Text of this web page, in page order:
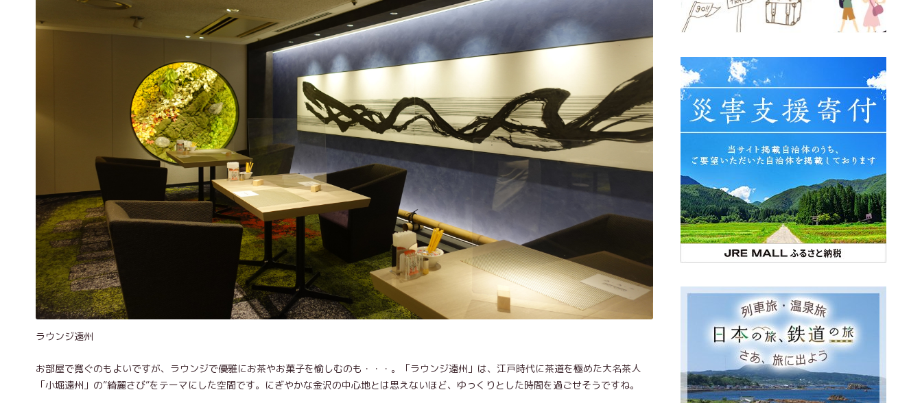
ラウンジ遠州
お部屋で寛ぐのもよいですが、ラウンジで優雅にお茶やお菓子を愉しむのも・・・。「ラウンジ遠州」は、江戸時代に茶道を極めた大名茶人
「小堀遠州」の”綺麗さび”をテーマにした空間です。にぎやかな金沢の中心地とは思えないほど、ゆっくりとした時間を過ごせそうですね。